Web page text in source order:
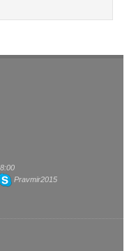
Pravmir2015